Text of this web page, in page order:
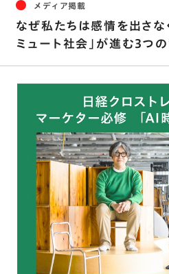
メディア掲載
なぜ私たちは感情を出さな
ミュート社会｣が進む3つ